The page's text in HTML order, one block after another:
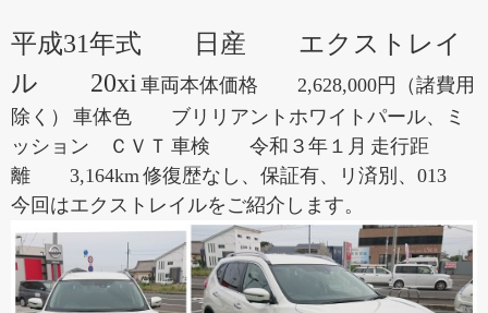
平成31年式 日産 エクストレイ
ル 20xi 車両本体価格 2,628,000円（諸費用
除く）
車体色 ブリリアントホワイトパール、ミ
ッション ＣＶＴ 車検 令和３年１月 走行距
離 3,164km修復歴なし、保証有、リ済別、013
今回はエクストレイルをご紹介します。